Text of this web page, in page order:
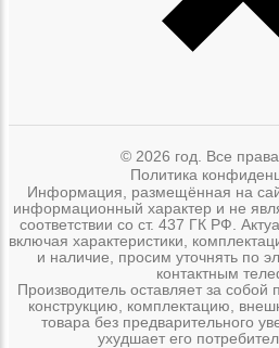
© 2026 год. Все
Политика
Информация, размещённая на
информационный характер и не
соответствии со ст. 437 ГК РФ.
включая характеристики,
и наличие, просим уточнять по
контактным
Производитель оставляет за собой
конструкцию, комплектацию,
товара без предварительного
ухудшает его